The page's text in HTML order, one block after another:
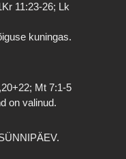
11:23-26; Lk
kuningas.
Mt 7:1-5
on valinud.